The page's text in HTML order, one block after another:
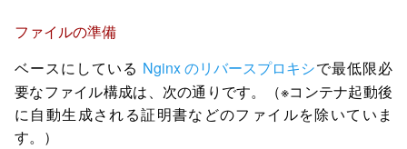
ファイルの準備
ベースにしている Nginx のリバースプロキシで最低限必
要なファイル構成は、次の通りです。（※コンテナ起動後
に自動生成される証明書などのファイルを除いていま
す。）